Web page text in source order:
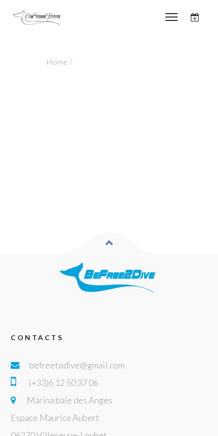
Home /
CONTACTS
befreetodive@gmail.com
(+33)6 12 50 37 06
Marina baie des Anges
Espace Maurice Aubert